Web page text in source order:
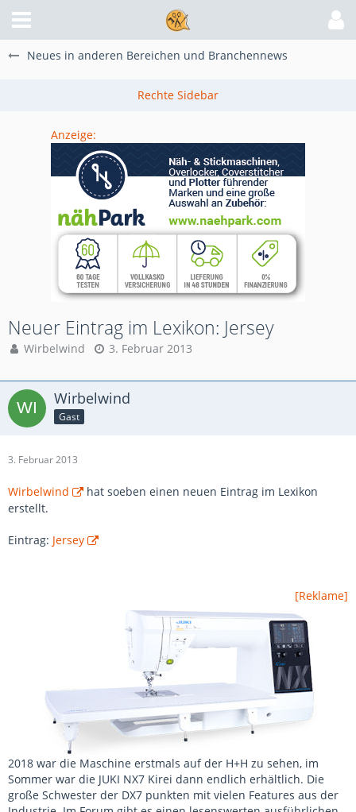
Neues in anderen Bereichen und Branchennews
Anzeige:
Neuer Eintrag im Lexikon: Jersey
Wirbelwind 3. Februar 2013
Wirbelwind
Gast
3. Februar 2013
Wirbelwind
hat soeben einen neuen Eintrag im Lexikon
erstellt.
Eintrag: Jersey
[Reklame]
2018 war die Maschine erstmals auf der H+H zu sehen, im
Sommer war die JUKI NX7 Kirei dann endlich erhältlich. Die
große Schwester der DX7 punkten mit vielen Features aus der